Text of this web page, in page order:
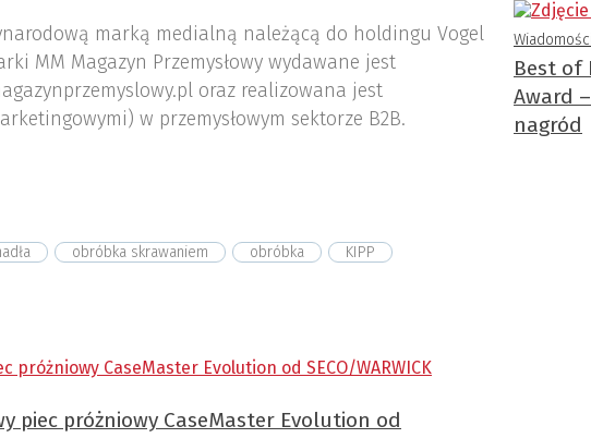
marką medialną należącą do holdingu Vogel
MM Magazyn Przemysłowy wydawane jest
oraz realizowana jest
w przemysłowym sektorze B2B.
obróbka skrawaniem obróbka KIPP
piec próżniowy CaseMaster Evolution od
Best of
Award
nagród